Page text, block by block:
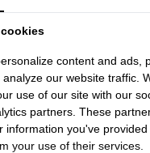
GRAM
BADJAS
GRAM
content and ads,
our website traffic.
use of our site with our
partners. These
information you've
your use of their services.